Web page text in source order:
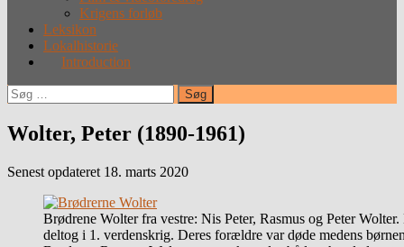
Krigens forløb
Leksikon
Lokalhistorie
Introduction
Søg
efter:
Wolter, Peter (1890-1961)
Senest opdateret 18. marts 2020
Brødrene Wolter fra vestre: Nis Peter, Rasmus og Peter
deltog i 1. verdenskrig. Deres forældre var døde medens